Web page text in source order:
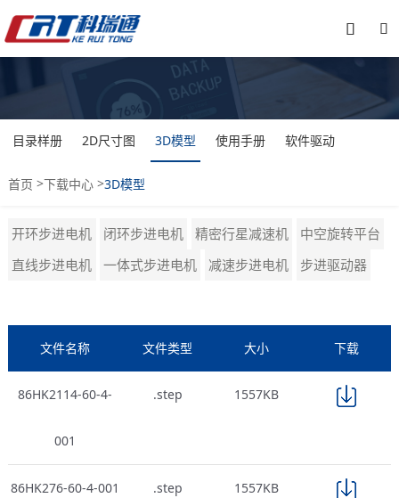


目录样册 2D尺寸图 3D模型 使用手册 软件驱动
首页 >下载中心>3D模型
开环步进电机 闭环步进电机 精密行星减速机
中空旋转平台
直线步进电机
一体式步进电机 减速步进电机 步进驱动器
文件名称 文件类型 大小 下载
86HK2114-60-4-
001
.step 1557KB
86HK276-60-4-001 .step 1557KB